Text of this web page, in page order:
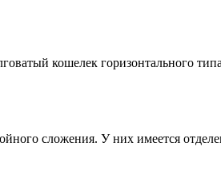
кошелек горизонтального
сложения. У них имеется